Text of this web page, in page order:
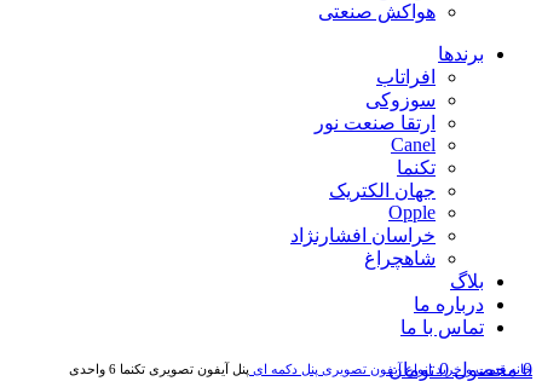
هواکش صنعتی
برندها
افراتاب
سوزوکی
ارتقا صنعت نور
Canel
تکنما
جهان الکتریک
Opple
خراسان افشارنژاد
شاهچراغ
بلاگ
درباره ما
تماس با ما
0 محصول 0 تومان
خانه قیمت و خرید انواع آیفون تصویری پنل دکمه‌ ای پنل آیفون تصویری تکنما 6 واحدی